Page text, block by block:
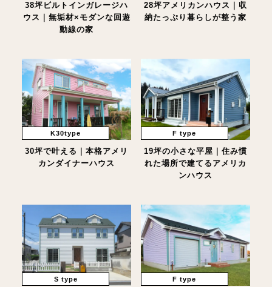
38坪ビルトインガレージハ
ウス｜無垢材×モダンな回遊
動線の家
28坪アメリカンハウス｜収
納たっぷり暮らしが整う家
K30type
30坪で叶える｜本格アメリ
カンダイナーハウス
F type
19坪の小さな平屋｜住み慣
れた場所で建てるアメリカ
ンハウス
S type F type